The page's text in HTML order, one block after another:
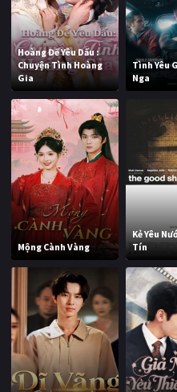
Hoàng Đế Yêu Dấu :
Chuyện Tình Hoàng
Gia
Tình Yêu
Nga
Mộng Cành Vàng
Kẻ Yêu
Tín